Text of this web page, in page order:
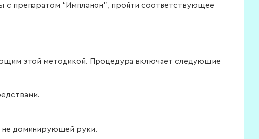
препаратом “Импланон”, пройти соответствующее
этой методикой. Процедура включает следующие
не доминирующей руки.